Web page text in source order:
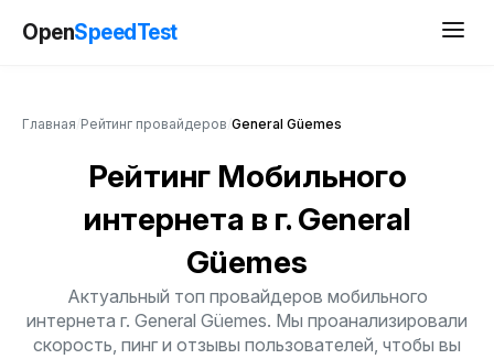
OpenSpeedTest
Главная Рейтинг провайдеров General Güemes
Рейтинг Мобильного
интернета в г. General
Güemes
Актуальный топ провайдеров мобильного
интернета г. General Güemes. Мы проанализировали
скорость, пинг и отзывы пользователей, чтобы вы